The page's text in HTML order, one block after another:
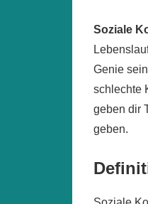
Soziale
Genie
schlechte
geben dir
geben.